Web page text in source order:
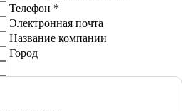
Телефон *
Электронная почта
Название компании
Город